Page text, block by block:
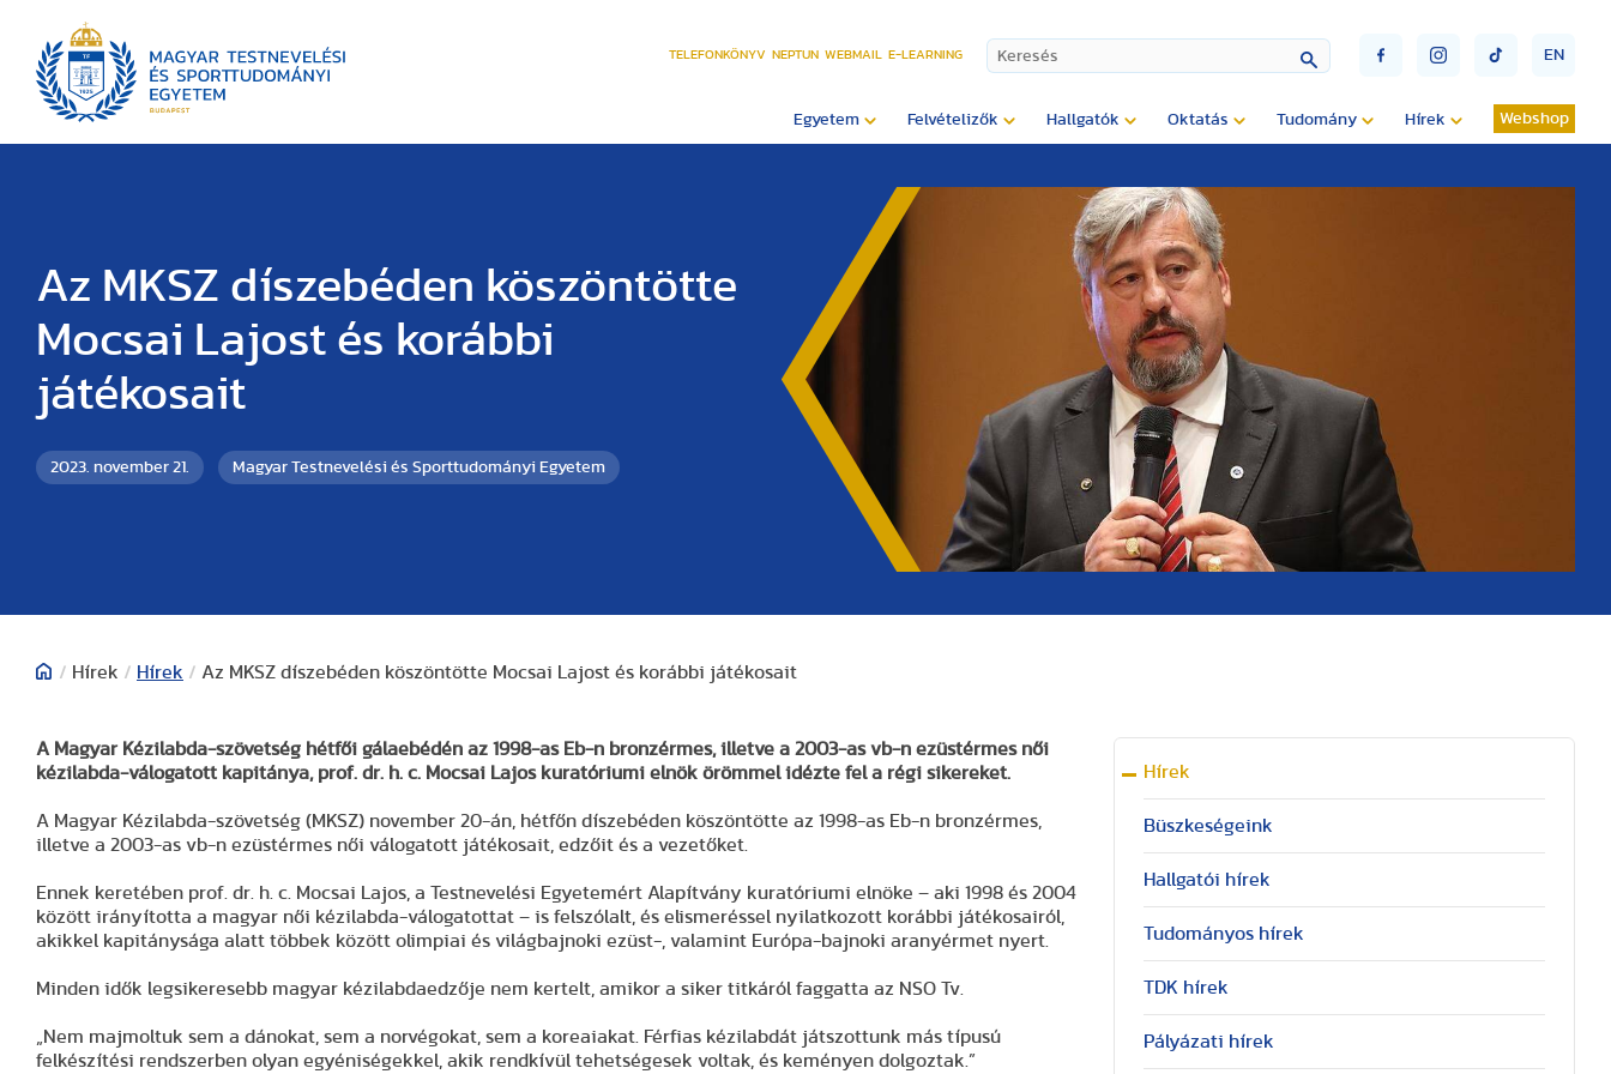
TELEFONKÖNYV NEPTUN WEBMAIL E-LEARNING EN
Egyetem Felvételizők Hallgatók Oktatás Tudomány Hírek Webshop
Az MKSZ díszebéden köszöntötte
Mocsai Lajost és korábbi
játékosait
2023. november 21. Magyar Testnevelési és Sporttudományi Egyetem
/ Hírek / Hírek / Az MKSZ díszebéden köszöntötte Mocsai Lajost és korábbi játékosait
A Magyar Kézilabda-szövetség hétfői gálaebédén az 1998-as Eb-n bronzérmes, illetve a 2003-as vb-n ezüstérmes női
kézilabda-válogatott kapitánya, prof. dr. h. c. Mocsai Lajos kuratóriumi elnök örömmel idézte fel a régi sikereket.
A Magyar Kézilabda-szövetség (MKSZ) november 20-án, hétfőn díszebéden köszöntötte az 1998-as Eb-n bronzérmes,
illetve a 2003-as vb-n ezüstérmes női válogatott játékosait, edzőit és a vezetőket.
Ennek keretében prof. dr. h. c. Mocsai Lajos, a Testnevelési Egyetemért Alapítvány kuratóriumi elnöke – aki 1998 és 2004
között irányította a magyar női kézilabda-válogatottat – is felszólalt, és elismeréssel nyilatkozott korábbi játékosairól,
akikkel kapitánysága alatt többek között olimpiai és világbajnoki ezüst-, valamint Európa-bajnoki aranyérmet nyert.
Minden idők legsikeresebb magyar kézilabdaedzője nem kertelt, amikor a siker titkáról faggatta az NSO Tv.
„Nem majmoltuk sem a dánokat, sem a norvégokat, sem a koreaiakat. Férfias kézilabdát játszottunk más típusú
felkészítési rendszerben olyan egyéniségekkel, akik rendkívül tehetségesek voltak, és keményen dolgoztak.”
Hírek
Büszkeségeink
Hallgatói hírek
Tudományos hírek
TDK hírek
Pályázati hírek